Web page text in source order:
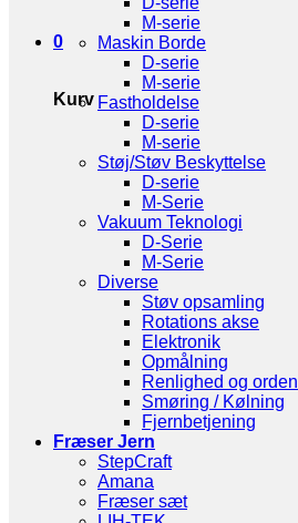
0
Kurv
M-serie
Maskin Borde
D-serie
M-serie
Fastholdelse
D-serie
M-serie
Støj/Støv Beskyttelse
D-serie
M-Serie
Vakuum Teknologi
D-Serie
M-Serie
Diverse
Støv opsamling
Rotations akse
Elektronik
Opmålning
Renlighed og orden
Smøring / Kølning
Fjernbetjening
Fræser Jern
StepCraft
Amana
Fræser sæt